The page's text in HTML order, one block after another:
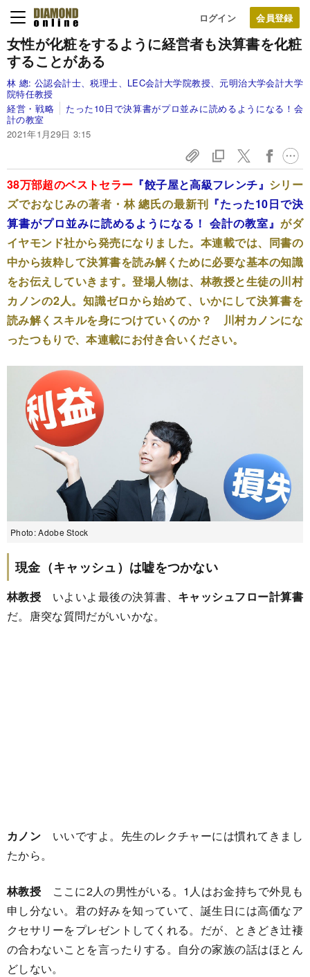
ログイン
女性が化粧をするように経営者も決算書を化粧
することがある
林 總: 公認会計士、税理士、LEC会計大学院教授、元明治大学会計大学
院特任教授
経営・戦略
たった10日で決算書がプロ並みに読めるようになる！会
計の教室
2021年1月29日 3:15
38万部超のベストセラー 『餃子屋と高級フレンチ』 シリー
ズでおなじみの著者・林 總氏の最新刊 『たった10日で決
算書がプロ並みに読めるようになる！ 会計の教室』 がダ
イヤモンド社から発売になりました。本連載では、同書の
中から抜粋して決算書を読み解くために必要な基本の知識
をお伝えしていきます。登場人物は、林教授と生徒の川村
カノンの2人。知識ゼロから始めて、いかにして決算書を
読み解くスキルを身につけていくのか？ 川村カノンにな
ったつもりで、本連載にお付き合いください。
Photo: Adobe Stock
現金（キャッシュ）は嘘をつかない
林教授 いよいよ最後の決算書、 キャッシュフロー計算書
だ。唐突な質問だがいいかな。
カノン いいですよ。先生のレクチャーには慣れてきまし
たから。
林教授
ここに2人の男性がいる。1人はお金持ちで外見も
申し分ない。君の好みを知っていて、誕生日には高価なア
クセサリーをプレゼントしてくれる。だが、ときどき辻褄
の合わないことを言ったりする。自分の家族の話はほとん
どしない。